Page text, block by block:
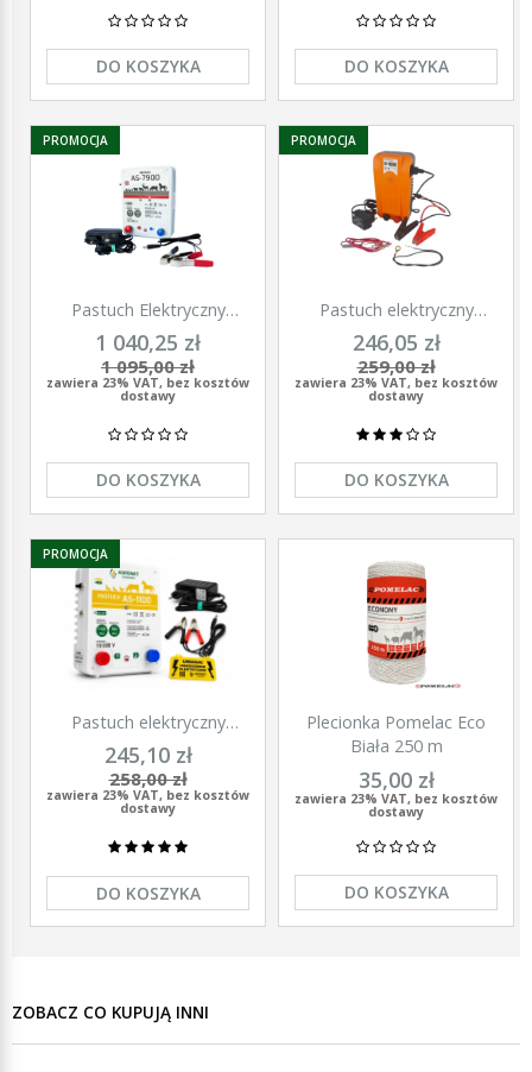
DO KOSZYKA DO KOSZYKA
Pastuch Elektryczny
Elektryzator uniwersalny
Pomelac AS-7900 7,9 Jula
1 040,25 zł
1 095,00 zł
zawiera 23% VAT, bez kosztów
dostawy
DO KOSZYKA
PROMOCJA
Pastuch elektryczny
elektryzator uniwersalny z
zasilaczem 9/12/230V
Unitra - U1000
246,05 zł
259,00 zł
zawiera 23% VAT, bez kosztów
dostawy
DO KOSZYKA
PROMOCJA
Pastuch elektryczny
polski elektryzator
uniwersalny Agronet AS-
1100 12V/230
245,10 zł
258,00 zł
zawiera 23% VAT, bez kosztów
dostawy
DO KOSZYKA
PROMOCJA
Plecionka Pomelac Eco
Biała 250 m
35,00 zł
zawiera 23% VAT, bez kosztów
dostawy
DO KOSZYKA
ZOBACZ CO KUPUJĄ INNI